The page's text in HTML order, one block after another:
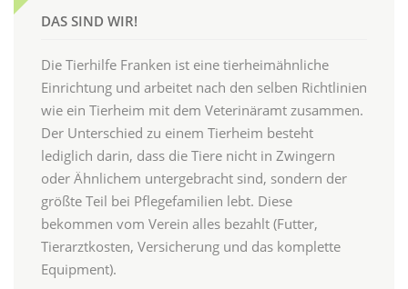
DAS SIND WIR!
Die Tierhilfe Franken ist eine tierheimähnliche
Einrichtung und arbeitet nach den selben Richtlinien
wie ein Tierheim mit dem Veterinäramt zusammen.
Der Unterschied zu einem Tierheim besteht
lediglich darin, dass die Tiere nicht in Zwingern
oder Ähnlichem untergebracht sind, sondern der
größte Teil bei Pflegefamilien lebt. Diese
bekommen vom Verein alles bezahlt (Futter,
Tierarztkosten, Versicherung und das komplette
Equipment).